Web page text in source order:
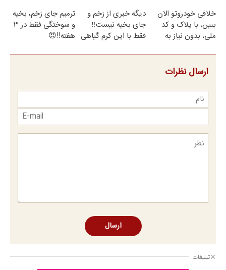
خلافی خودروتو الان
ببین، با پلاک و کد
ملی، بدون نیاز به
دیگه خبری از زخم و
جای بخیه نیست‼️
فقط با این کرم گیاهی
ترمیم جای زخم، بخیه
و سوختگی فقط در 3
هفته!!😍
ارسال نظرات
ارسال
تبلیغات